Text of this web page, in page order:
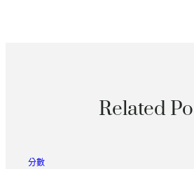
Related
分數